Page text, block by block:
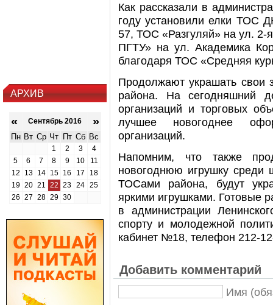
АРХИВ
« Сентябрь 2016 »
Пн Вт Ср Чт Пт Сб Вс
1 2 3
4
5
6 7 8 9 10
11
12
13 14 15 16 17
18
19 20 21 22 23 24 25
26 27 28 29 30
Как рассказали в
году установили елки ТОС
57, ТОС «Разгуляй» на ул. 2-
ПГТУ» на ул. Академика
благодаря ТОС «Средняя
Продолжают украшать свои
района. На сегодняшний
организаций и торговых
лучшее новогоднее
организаций.
Напомним, что также
новогоднюю игрушку среди
ТОСами района, будут
яркими игрушками. Готовые
в администрации
спорту и молодежной
кабинет №18, телефон 212-
Добавить комментарий
Имя